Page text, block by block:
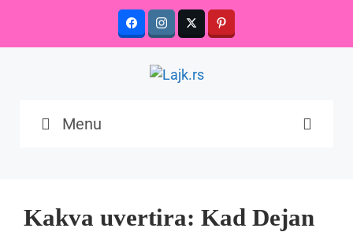
content
Menu
Kakva uvertira: Kad Dejan